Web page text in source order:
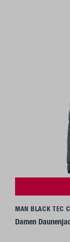
MAN BLACK TEC
Damen